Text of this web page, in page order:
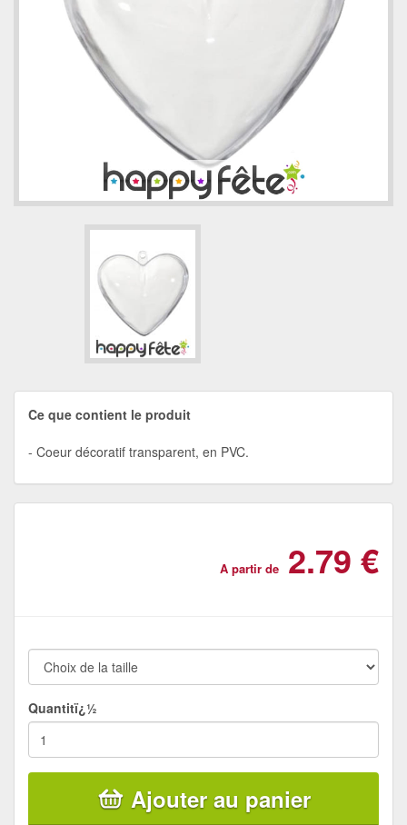
Ce que contient le produit
Coeur décoratif transparent, en PVC.
A partir de 2.79 €
Quantitï¿½
Ajouter au panier